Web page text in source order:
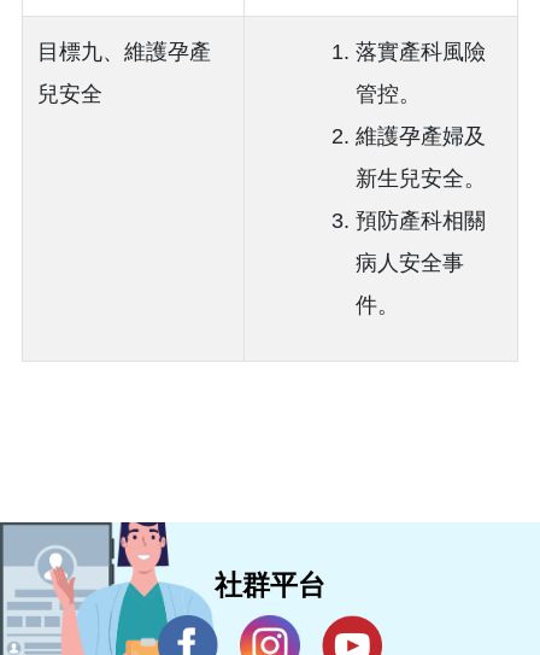
目標九、維護孕產
兒安全
落實產科風險
管控。
維護孕產婦及
新生兒安全。
預防產科相關
病人安全事
件。
社群平台